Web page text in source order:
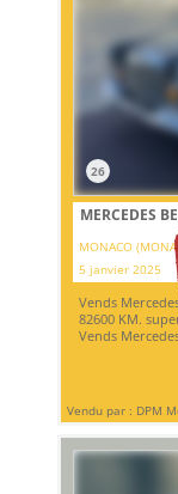
26
MERCEDES
MONACO
5 janvier 2025
Vends
82600 KM.
Vends
Vendu par : DPM